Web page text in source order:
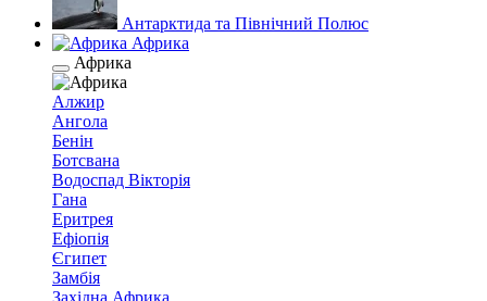
Антарктида та Північний Полюс
Африка
Африка
Алжир
Ангола
Бенін
Ботсвана
Водоспад Вікторія
Гана
Еритрея
Ефіопія
Єгипет
Замбія
Західна Африка